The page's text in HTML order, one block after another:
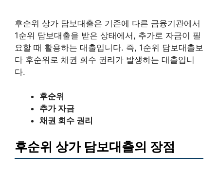
후순위 상가 담보대출은 기존에 다른 금융기관에서
1순위 담보대출을 받은 상태에서, 추가로 자금이 필
요할 때 활용하는 대출입니다. 즉, 1순위 담보대출보
다 후순위로 채권 회수 권리가 발생하는 대출입니
다.
후순위
추가 자금
채권 회수 권리
후순위 상가 담보대출의 장점